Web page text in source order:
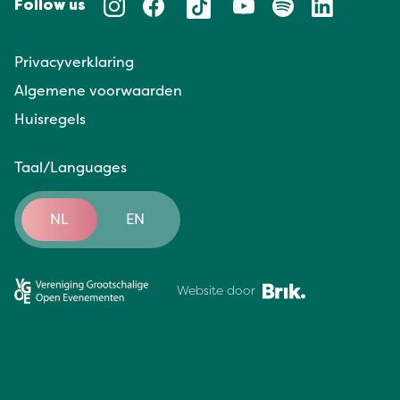
Follow us
Privacyverklaring
Algemene voorwaarden
Huisregels
Taal/Languages
NL EN
Website door